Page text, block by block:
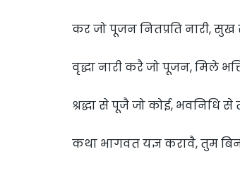
कर जो पूजन नितप्रति नारी, सुख
वृद्धा नारी करै जो पूजन, मिले
श्रद्धा से पूजै जो कोई, भवनिधि से
कथा भागवत यज्ञ करावै, तुम